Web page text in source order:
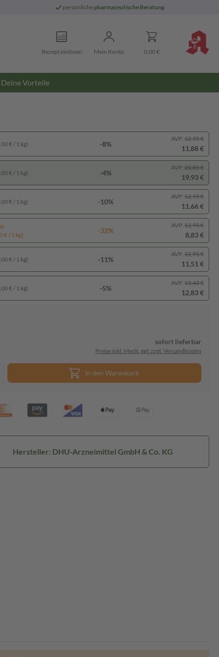
persönliche pharmazeutische Beratung
Rezept einlösen Mein Konto 0,00 €
Deine Vorteile
€ / 1 kg) -8%
AVP: 12,95 €
11,88 €
€ / 1 kg) -4%
AVP: 20,85 €
19,93 €
€ / 1 kg) -10%
AVP: 12,95 €
11,66 €
€ / 1 kg)
-32%
AVP: 12,95 €
8,83 €
€ / 1 kg) -11%
AVP: 12,95 €
11,51 €
€ / 1 kg) -5%
AVP: 13,45 €
12,83 €
sofort lieferbar
Preise inkl. MwSt. ggf. zzgl. Versandkosten
In den Warenkorb
Hersteller: DHU-Arzneimittel GmbH & Co. KG